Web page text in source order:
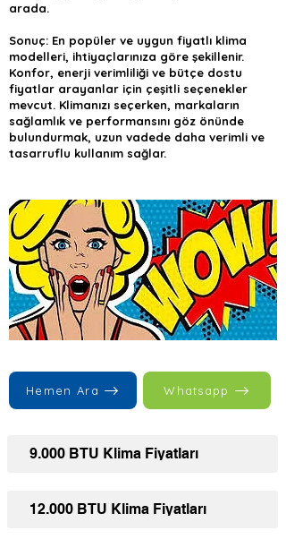
arada.
Sonuç: En popüler ve uygun fiyatlı klima
modelleri, ihtiyaçlarınıza göre şekillenir.
Konfor, enerji verimliliği ve bütçe dostu
fiyatlar arayanlar için çeşitli seçenekler
mevcut. Klimanızı seçerken, markaların
sağlamlık ve performansını göz önünde
bulundurmak, uzun vadede daha verimli ve
tasarruflu kullanım sağlar.
Hemen Ara Whatsapp
9.000 BTU Klima Fiyatları
12.000 BTU Klima Fiyatları